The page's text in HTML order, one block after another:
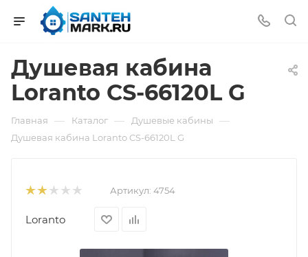
Душевая кабина
Loranto CS-66120L G
Главная — Каталог — Душевые кабины —
Душевая кабина Loranto CS-66120L G
Артикул: 4754
Loranto